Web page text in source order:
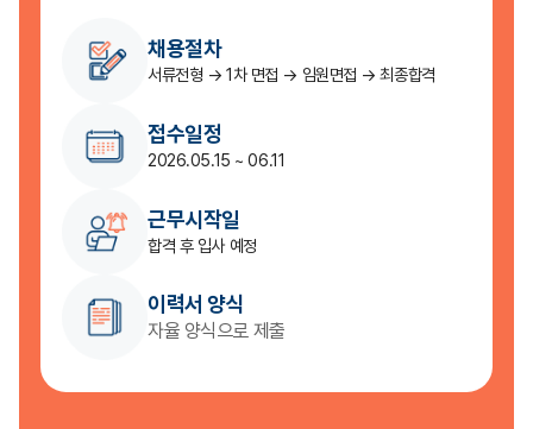
채용절차
서류전형 → 1차 면접 → 임원면접 → 최종합격
접수일정
2026.05.15 ~ 06.11
근무시작일
합격 후 입사 예정
이력서 양식
자율 양식으로 제출